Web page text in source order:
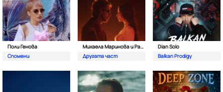
Поли Генова
Спомени
Михаела Маринова и Pavell
Другата част
Dian Solo
Balkan Prodigy